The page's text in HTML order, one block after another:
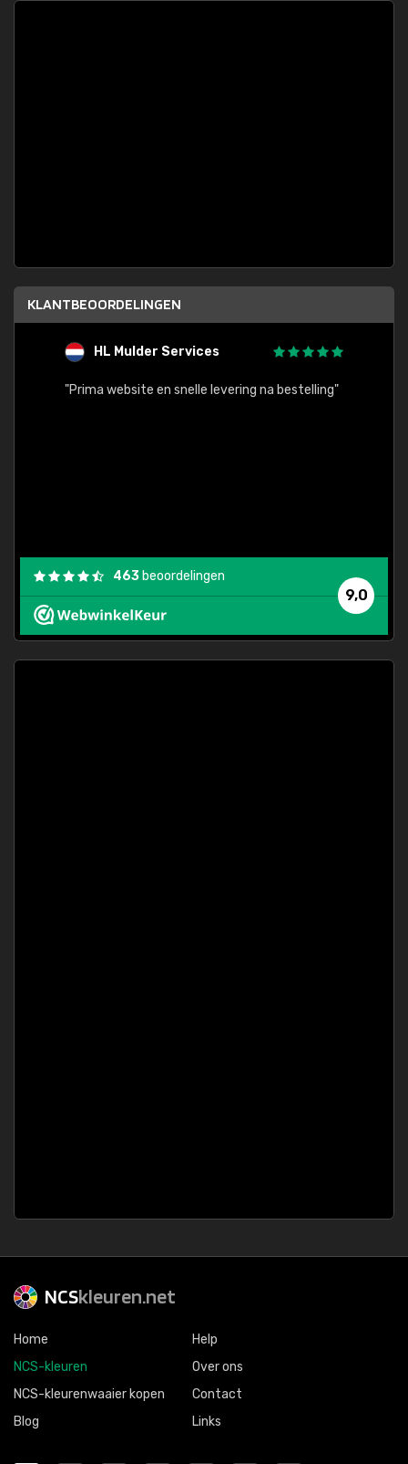
KLANTBEOORDELINGEN
HL Mulder Services
"Prima website en snelle levering na bestelling"
9,0
463 beoordelingen
NCSkleuren.net
Home
NCS-kleuren
NCS-kleurenwaaier kopen
Blog
Help
Over ons
Contact
Links